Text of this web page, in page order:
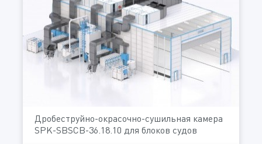
Дробеструйно-окрасочно-сушильная камера
SPK-SBSCB-36.18.10 для блоков судов